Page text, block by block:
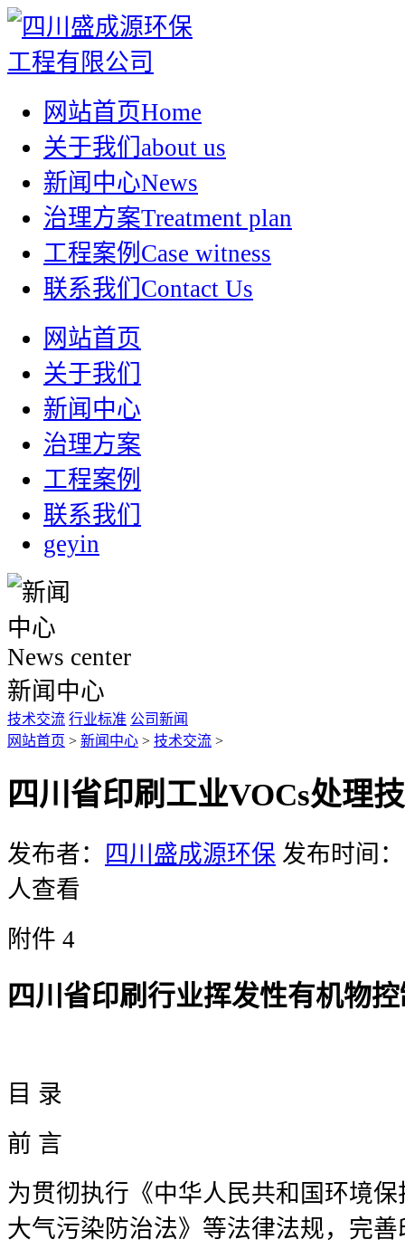
网站首页Home
关于我们 about us
新闻中心News
治理方案Treatment plan
工程案例 Case witness
联系我们 Contact Us
网站首页
关于我们
新闻中心
治理方案
工程案例
联系我们
geyin
News center
新闻中心
技术交流 行业标准 公司新闻
网站首页 > 新闻中心 > 技术交流 >
四川省印刷工业VOCs处理
发布者： 四川盛成源环保 发布时间
人查看
附件 4
四川省印刷行业挥发性有机物
目 录
前 言
为贯彻执行《中华人民共和国环境
大气污染防治法》等法律法规，完